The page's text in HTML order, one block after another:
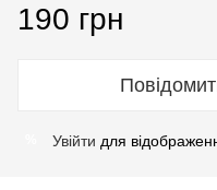
190 грн
Увійти для